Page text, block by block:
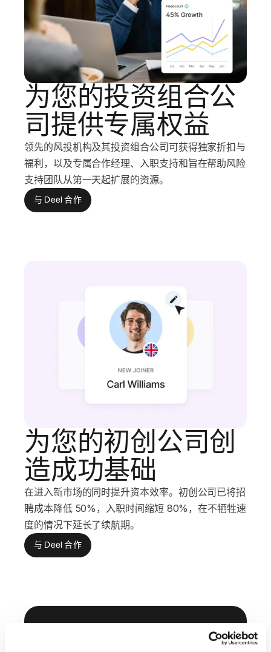
为您的投资组合公
司提供专属权益
领先的风投机构及其投资组合公司可获得独家折扣与
福利，以及专属合作经理、入职支持和旨在帮助风险
支持团队从第一天起扩展的资源。
与 Deel 合作
为您的初创公司创
造成功基础
在进入新市场的同时提升资本效率。初创公司已将招
聘成本降低 50%，入职时间缩短 80%，在不牺牲速
度的情况下延长了续航期。
与 Deel 合作